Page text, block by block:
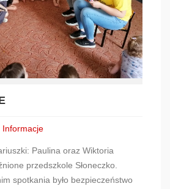
Informacje
Paulina oraz Wiktoria
przedszkole Słoneczko.
spotkania było bezpieczeństwo